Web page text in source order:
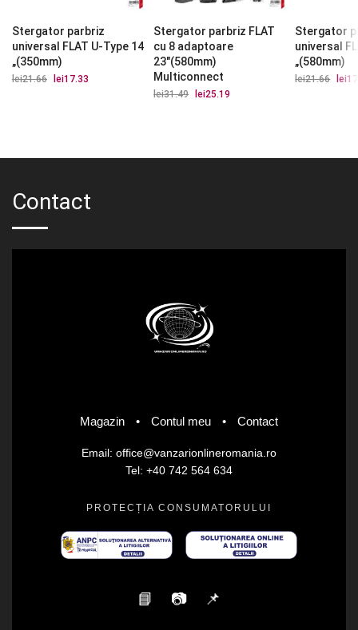
Stergator parbriz
universal FLAT U-Type 14
„(350mm)
lei21.66
Prețul
lei17.33
Stergator parbriz FLAT
cu 8 adaptoare
23″(580mm)
Multiconnect
lei31.49
Prețul
lei25.19
Stergator
universal
„(580mm)
lei21.66 lei
Contact
Magazin • Contul meu • Contact
Email: office@vanzarionlineromania.ro
Tel: +40 742 564 634
PROTECȚIA CONSUMATORULUI
📘 📷 📌